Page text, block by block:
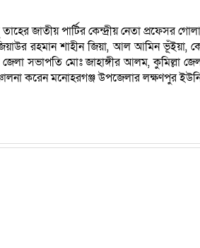
জাতীয় পার্টির কেন্দ্রীয় নেতা প্রফেসর
রহমান শাহীন জিয়া, আল আমিন ভূঁইয়া,
সভাপতি মোঃ জাহাঙ্গীর আলম, কুমিল্লা
করেন মনোহরগঞ্জ উপজেলার লক্ষণপুর